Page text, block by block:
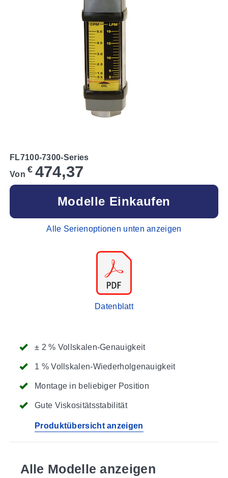
± 2 % Vollskalen-Genauigkeit
1 % Vollskalen-Wiederholgenauigkeit
Montage in beliebiger Position
Gute Viskositätsstabilität
Produktübersicht anzeigen
FL7100-7300-Series
Von € 474,37
Modelle Einkaufen
Alle Serienoptionen unten anzeigen
Datenblatt
Alle Modelle anzeigen